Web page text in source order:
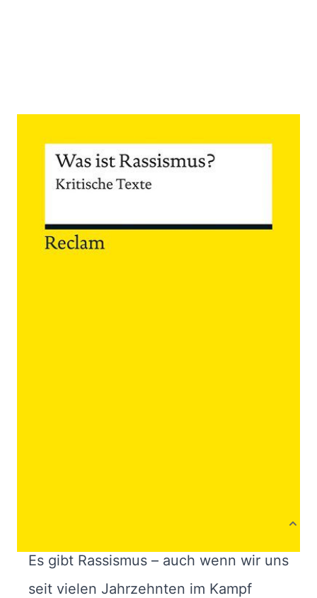
Was ist Rassismus?
Zur Wunschliste hinzufügen
Es gibt Rassismus – auch wenn wir uns
seit vielen Jahrzehnten im Kampf